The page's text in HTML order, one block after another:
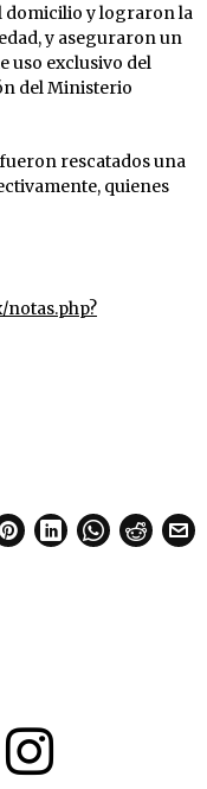
domicilio y lograron la
y aseguraron un
uso exclusivo del
del Ministerio
rescatados una
quienes